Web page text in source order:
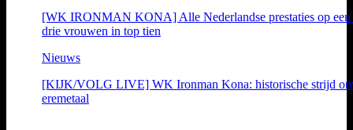
[WK IRONMAN KONA] Alle Nederlandse prestaties op
drie vrouwen in top tien
Nieuws
[KIJK/VOLG LIVE] WK Ironman Kona: historische strijd
eremetaal